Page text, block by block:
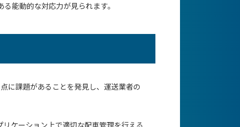
能動的な対応力が見られます。
に課題があることを発見し、運送業者の
ケーション上で適切な配車管理を行える